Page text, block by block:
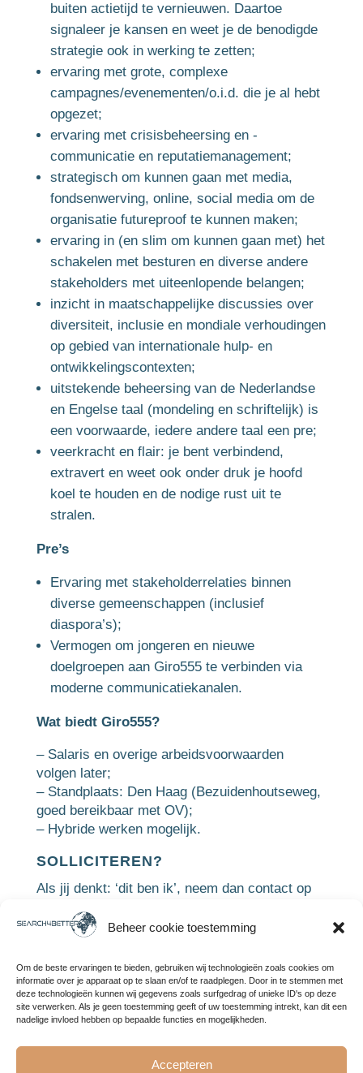
Beheer cookie toestemming
Om de beste ervaringen te bieden, gebruiken wij technologieën zoals cookies om
informatie over je apparaat op te slaan en/of te raadplegen. Door in te stemmen met
deze technologieën kunnen wij gegevens zoals surfgedrag of unieke ID's op deze
site verwerken. Als je geen toestemming geeft of uw toestemming intrekt, kan dit een
nadelige invloed hebben op bepaalde functies en mogelijkheden.
Accepteren
buiten actietijd te vernieuwen. Daartoe
signaleer je kansen en weet je de benodigde
strategie ook in werking te zetten;
ervaring met grote, complexe
campagnes/evenementen/o.i.d. die je al hebt
opgezet;
ervaring met crisisbeheersing en -
communicatie en reputatiemanagement;
strategisch om kunnen gaan met media,
fondsenwerving, online, social media om de
organisatie futureproof te kunnen maken;
ervaring in (en slim om kunnen gaan met) het
schakelen met besturen en diverse andere
stakeholders met uiteenlopende belangen;
inzicht in maatschappelijke discussies over
diversiteit, inclusie en mondiale verhoudingen
op gebied van internationale hulp- en
ontwikkelingscontexten;
uitstekende beheersing van de Nederlandse
en Engelse taal (mondeling en schriftelijk) is
een voorwaarde, iedere andere taal een pre;
veerkracht en flair: je bent verbindend,
extravert en weet ook onder druk je hoofd
koel te houden en de nodige rust uit te
stralen.
Pre’s
Ervaring met stakeholderrelaties binnen
diverse gemeenschappen (inclusief
diaspora’s);
Vermogen om jongeren en nieuwe
doelgroepen aan Giro555 te verbinden via
moderne communicatiekanalen.
Wat biedt Giro555?
– Salaris en overige arbeidsvoorwaarden
volgen later;
– Standplaats: Den Haag (Bezuidenhoutseweg,
goed bereikbaar met OV);
– Hybride werken mogelijk.
SOLLICITEREN?
Als jij denkt: ‘dit ben ik’, neem dan contact op
Jan Willem Elffers (jwelffers@search4better.nl
of
Denise Krul (dkrul@search4better.nl of
0616800378)
PDF PRINT VERSIE:KLIK HIER